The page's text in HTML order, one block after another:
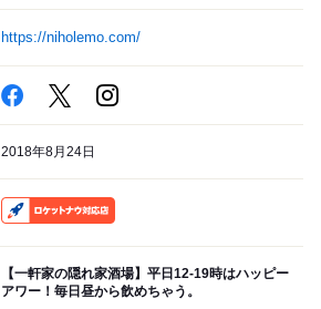
https://niholemo.com/
2018年8月24日
【一軒家の隠れ家酒場】平日12-19時はハッピー
アワー！毎日昼から飲めちゃう。